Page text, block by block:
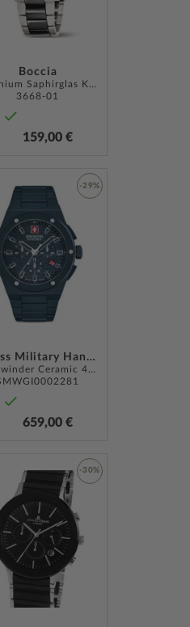
Boccia
Titanium Saphirglas Keramik 38mm 5ATM
3668-01
159,00 €
Swiss Military Hanowa
Sidewinder Ceramic 43mm 10ATM
659,00 €
-29%
WUNSCHLISTE
HINZUFÜGEN
-30%
WUNSCHLISTE
HINZUFÜGEN